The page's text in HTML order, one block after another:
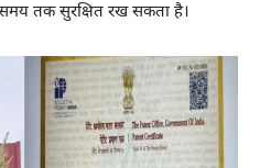
तक सुरक्षित रख सकता है।